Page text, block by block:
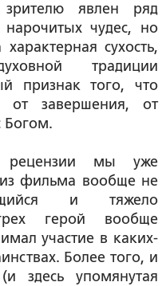
зрителю явлен ряд
чудес, но
характерная сухость,
традиции
признак того, что
от завершения, от
Богом.
рецензии мы уже
из фильма вообще не
и тяжело
герой вообще
участие в каких-
Более того, и
здесь упомянутая